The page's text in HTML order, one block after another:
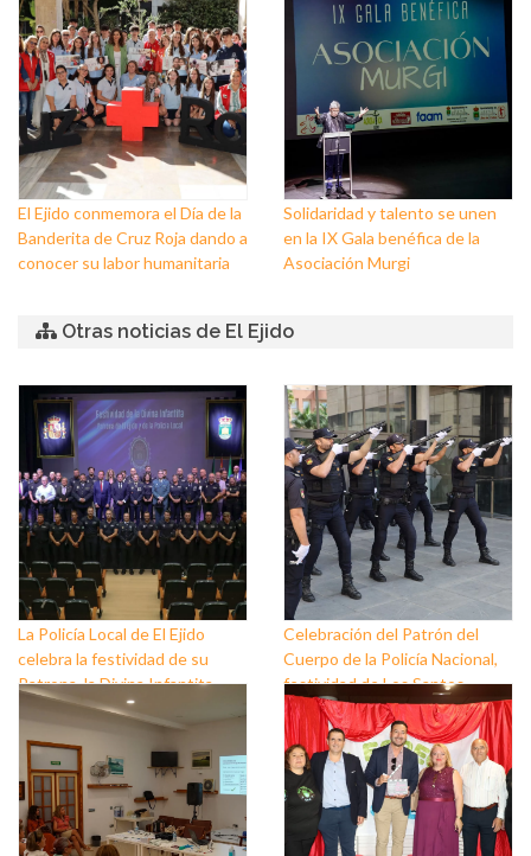
videovigilancia
El Ejido conmemora el Día de la
Banderita de Cruz Roja dando a
conocer su labor humanitaria
Solidaridad y talento se unen
en la IX Gala benéfica de la
Asociación Murgi
Otras noticias de El Ejido
La Policía Local de El Ejido
celebra la festividad de su
Patrona, la Divina Infantita
Celebración del Patrón del
Cuerpo de la Policía Nacional,
festividad de Los Santos
Ángeles Custodios